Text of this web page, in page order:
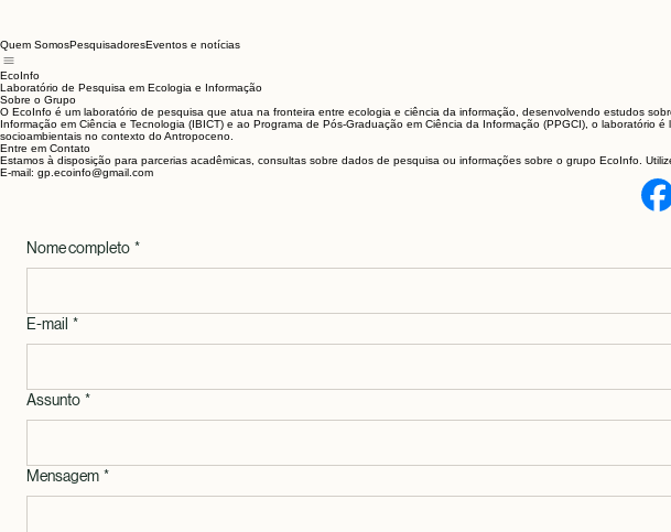
Quem Somos
EcoInfo
Laboratório de Pesquisa em Ecologia e Informação
Sobre o Grupo
O EcoInfo é um laboratório de pesquisa que atua na fronteira entre ecologia e ciência da informação, desenvolvendo estudos
Informação em Ciência e Tecnologia (IBICT) e ao Programa de Pós-Graduação em Ciência da Informação (PPGCI), o
socioambientais no contexto do Antropoceno.
Entre em Contato
Estamos à disposição para parcerias acadêmicas, consultas sobre dados de pesquisa ou informações sobre o grupo EcoInfo.
Nome completo *
E-mail *
Assunto *
Mensagem *